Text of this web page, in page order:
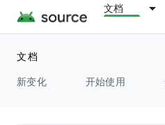
文档
文档
新变化
开始使用